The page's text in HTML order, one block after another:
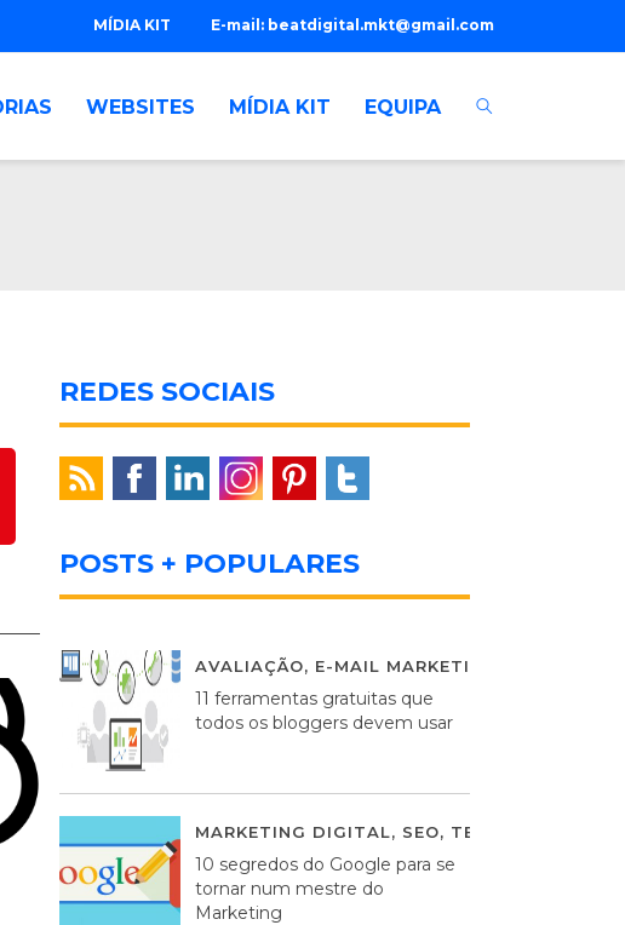
E-mail: beatdigital.mkt@gmail.com
MÍDIA KIT
WEBSITES MÍDIA KIT EQUIPA
REDES SOCIAIS
POSTS + POPULARES
AVALIAÇÃO, E-MAIL MARKETING
11 ferramentas gratuitas que
todos os bloggers devem usar
MARKETING DIGITAL, SEO, TECNOLOGIA
10 segredos do Google para se
tornar num mestre do
Marketing